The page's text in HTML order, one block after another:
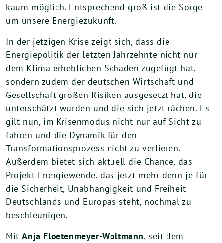
kaum möglich. Entsprechend groß ist die Sorge
um unsere Energiezukunft.
In der jetzigen Krise zeigt sich, dass die
Energiepolitik der letzten Jahrzehnte nicht nur
dem Klima erheblichen Schaden zugefügt hat,
sondern zudem der deutschen Wirtschaft und
Gesellschaft großen Risiken ausgesetzt hat, die
unterschätzt wurden und die sich jetzt rächen. Es
gilt nun, im Krisenmodus nicht nur auf Sicht zu
fahren und die Dynamik für den
Transformationsprozess nicht zu verlieren.
Außerdem bietet sich aktuell die Chance, das
Projekt Energiewende, das jetzt mehr denn je für
die Sicherheit, Unabhängigkeit und Freiheit
Deutschlands und Europas steht, nochmal zu
beschleunigen.
MitAnja Floetenmeyer-Woltmann, seit dem